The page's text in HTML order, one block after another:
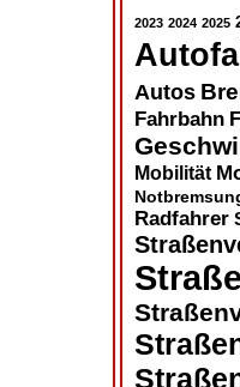
2023 2024 2025
Autos
Fahrbahn
Mobilität
Radfahrer